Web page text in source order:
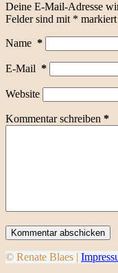
Deine E-Mail-Adresse
Felder sind mit * markiert
Name *
E-Mail *
Website
Kommentar schreiben *
Kommentar abschicken
© Renate Blaes |